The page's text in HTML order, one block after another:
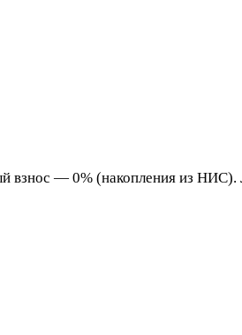
взнос — 0% (накопления из